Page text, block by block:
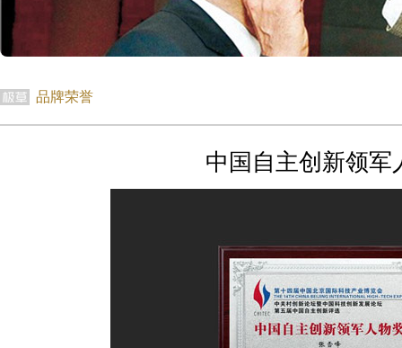
品牌荣誉
中国自主创新领军